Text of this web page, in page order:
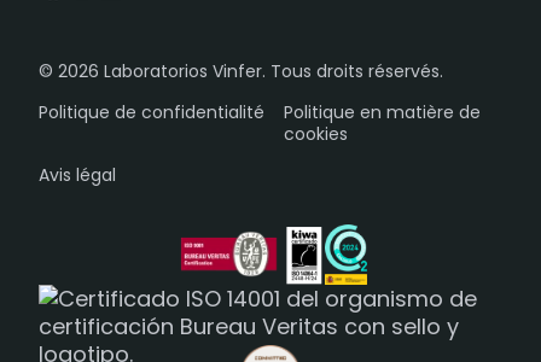
© 2026 Laboratorios Vinfer. Tous droits réservés.
Politique de confidentialité
Politique en matière de
cookies
Avis légal